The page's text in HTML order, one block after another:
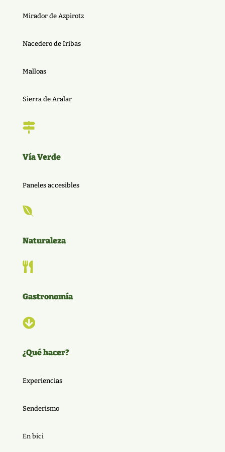
Mirador de Azpirotz
Nacedero de Iribas
Malloas
Sierra de Aralar

Vía Verde
Paneles accesibles

Naturaleza

Gastronomía

¿Qué hacer?
Experiencias
Senderismo
En bici